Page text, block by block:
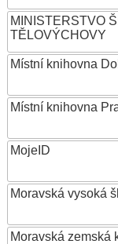
MINISTERSTVO
TĚLOVÝCHOVY
Místní knihovna
Místní knihovna
MojeID
Moravská vysoká
Moravská zemská